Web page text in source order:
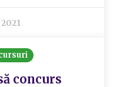
concurs